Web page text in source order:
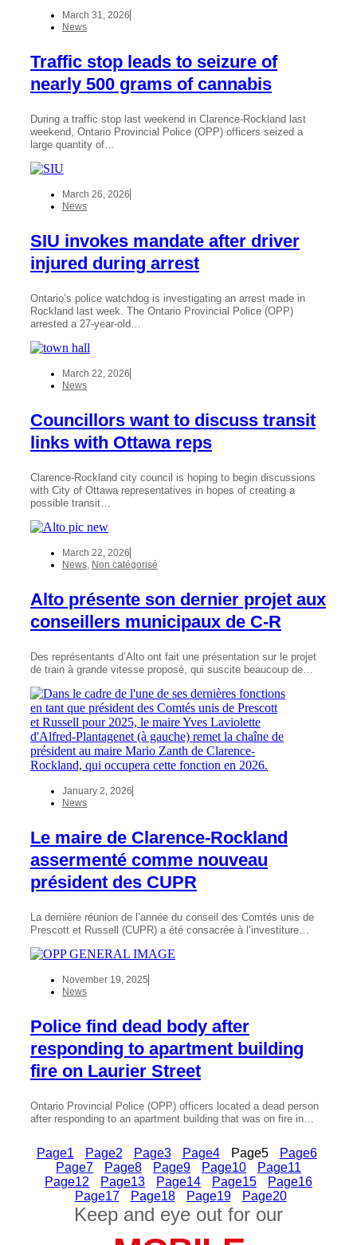
March 31, 2026
News
Traffic stop leads to seizure of
nearly 500 grams of cannabis
During a traffic stop last weekend in Clarence-Rockland last
weekend, Ontario Provincial Police (OPP) officers seized a
large quantity of…
March 26, 2026
News
SIU invokes mandate after driver
injured during arrest
Ontario’s police watchdog is investigating an arrest made in
Rockland last week. The Ontario Provincial Police (OPP)
arrested a 27-year-old…
March 22, 2026
News
Councillors want to discuss transit
links with Ottawa reps
Clarence-Rockland city council is hoping to begin discussions
with City of Ottawa representatives in hopes of creating a
possible transit…
March 22, 2026
News Non catégorisé
Alto présente son dernier projet aux
conseillers municipaux de C-R
Des représentants d’Alto ont fait une présentation sur le projet
de train à grande vitesse proposé, qui suscite beaucoup de…
January 2, 2026
News
Le maire de Clarence-Rockland
assermenté comme nouveau
président des CUPR
La dernière réunion de l’année du conseil des Comtés unis de
Prescott et Russell (CUPR) a été consacrée à l’investiture…
November 19, 2025
News
Police find dead body after
responding to apartment building
fire on Laurier Street
Ontario Provincial Police (OPP) officers located a dead person
after responding to an apartment building that was on fire in…
Page1 Page2 Page3 Page4 Page5 Page6
Page7 Page8 Page9 Page10 Page11
Page12 Page13 Page14 Page15 Page16
Page17 Page18 Page19 Page20
Keep and eye out for our